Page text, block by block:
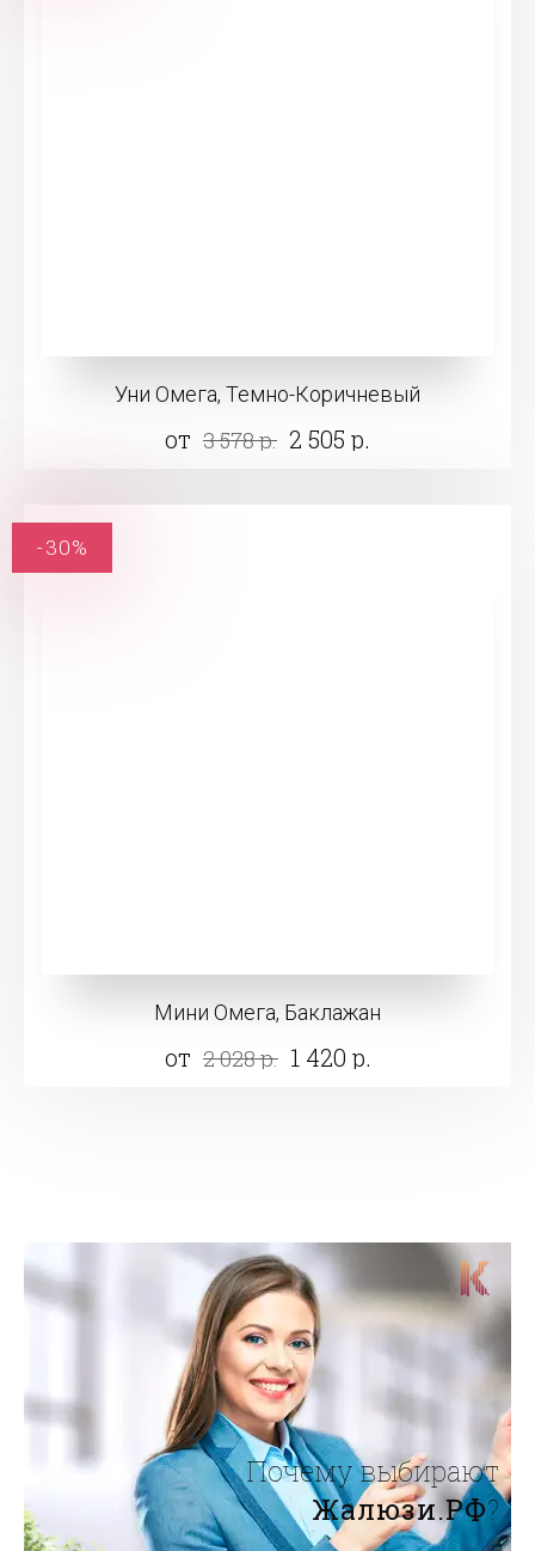
Уни Омега, Темно-Коричневый
от 3 578 р. 2 505 р.
Мини Омега, Баклажан
от 2 028 р. 1 420 р.
-30%
Почему выбирают
Жалюзи.РФ?